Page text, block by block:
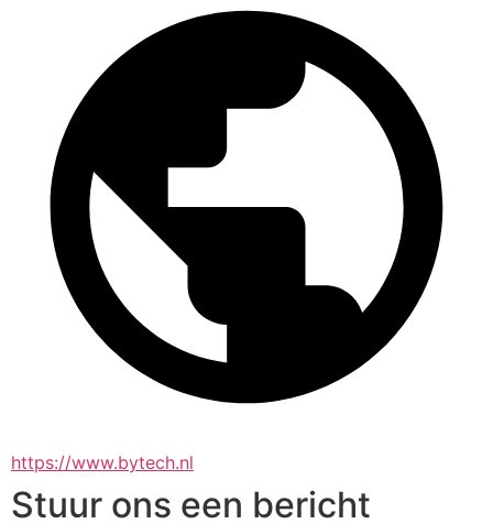
https://www.bytech.nl
Stuur ons een bericht